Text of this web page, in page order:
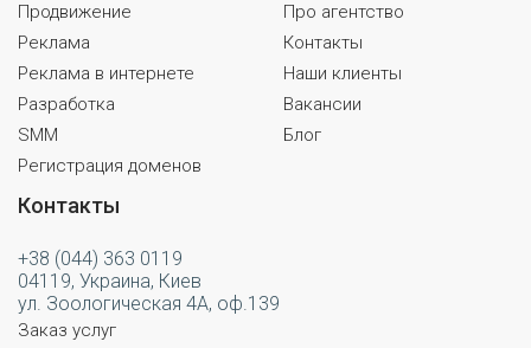
Продвижение
Реклама
Реклама в интернете
Разработка
SMM
Регистрация доменов
Про агентство
Контакты
Наши клиенты
Вакансии
Блог
Контакты
+38 (044) 363 0119
04119, Украина, Киев
ул. Зоологическая 4А, оф.139
Заказ услуг